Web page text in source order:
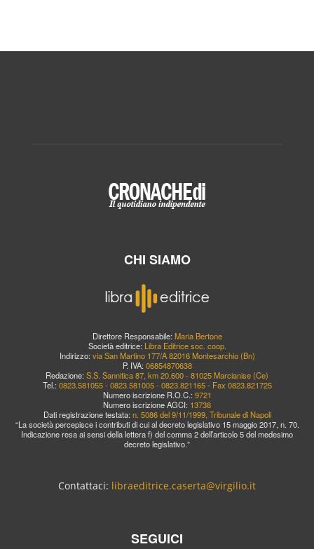
CHI SIAMO
Direttore Responsabile: Maria Bertone
Società editrice: Libra Editrice soc. coop.
Indirizzo: via San Martino 177/A 82016 Montesarchio (Bn)
P. IVA: 06854870638
Redazione: S.S. Sannitica 87, km 20,600 - 81025 Marcianise (Ce)
Tel.: 0823.581055 - 0823.581005 - 0823.821165 - Fax 0823.821725
Numero iscrizione R.O.C.: 9721
Numero iscrizione AGCI: 13738
Dati registrazione testata: n. 5086 del 9/11/1999, Tribunale di Napoli
“La società percepisce i contributi di cui al decreto legislativo 15 maggio 2017, n. 70.
Indicazione resa ai sensi della lettera f) del comma 2 dell’articolo 5 del medesimo
decreto legislativo.”
Contattaci: libraeditrice.caserta@virgilio.it
SEGUICI